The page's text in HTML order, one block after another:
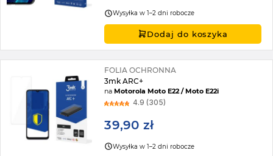
Wysyłka w 1–2 dni robocze
Dodaj do koszyka
FOLIA OCHRONNA
3mk ARC+
naMotorola Moto E22 / Moto E22i
4.9 (305)
39,90 zł
Wysyłka w 1–2 dni robocze